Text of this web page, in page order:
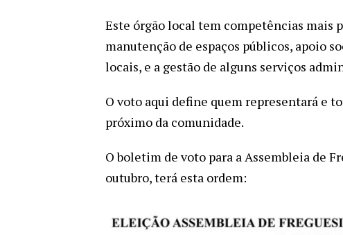
Este órgão local tem competências mais
manutenção de espaços públicos, apoio
locais, e a gestão de alguns serviços
O voto aqui define quem representará e
próximo da comunidade.
O boletim de voto para a Assembleia de
outubro, terá esta ordem: